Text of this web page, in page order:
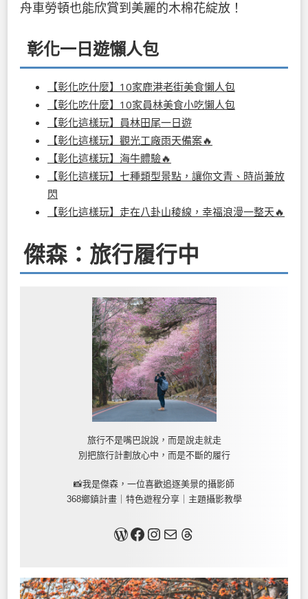
舟車勞頓也能欣賞到美麗的木棉花綻放！
彰化一日遊懶人包
【彰化吃什麼】10家鹿港老街美食懶人包
【彰化吃什麼】10家員林美食小吃懶人包
【彰化這樣玩】員林田尾一日遊
【彰化這樣玩】觀光工廠雨天備案🔥
【彰化這樣玩】海牛體驗🔥
【彰化這樣玩】七種類型景點，讓你文青、時尚兼放
閃
【彰化這樣玩】走在八卦山稜線，幸福浪漫一整天🔥
傑森：旅行履行中
旅行不是嘴巴說說，而是說走就走
別把旅行計劃放心中，而是不斷的履行
📸我是傑森，一位喜歡追逐美景的攝影師
368鄉鎮計畫｜特色遊程分享｜主題攝影教學
關於我Facebook InstagramMail Threads